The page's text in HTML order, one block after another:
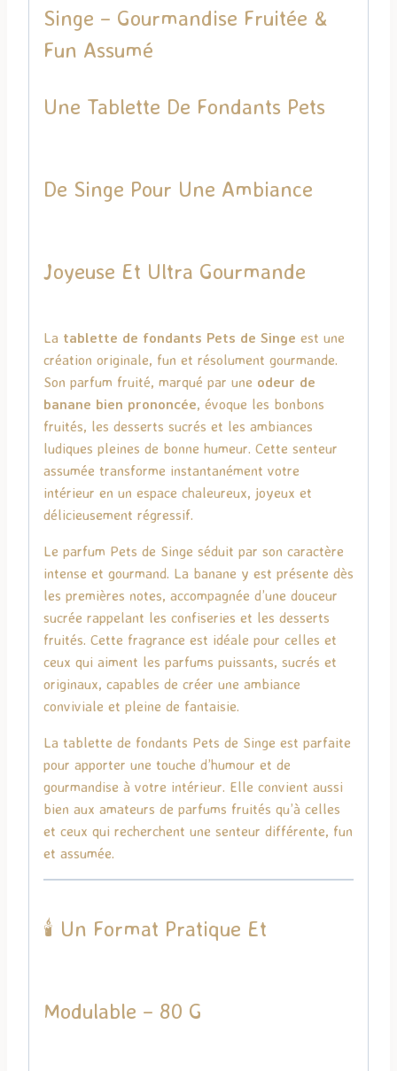
Singe – Gourmandise Fruitée &
Fun Assumé
Une Tablette De Fondants Pets
De Singe Pour Une Ambiance
Joyeuse Et Ultra Gourmande
La tablette de fondants Pets de Singe est une
création originale, fun et résolument gourmande.
Son parfum fruité, marqué par une odeur de
banane bien prononcée, évoque les bonbons
fruités, les desserts sucrés et les ambiances
ludiques pleines de bonne humeur. Cette senteur
assumée transforme instantanément votre
intérieur en un espace chaleureux, joyeux et
délicieusement régressif.
Le parfum Pets de Singe séduit par son caractère
intense et gourmand. La banane y est présente dès
les premières notes, accompagnée d’une douceur
sucrée rappelant les confiseries et les desserts
fruités. Cette fragrance est idéale pour celles et
ceux qui aiment les parfums puissants, sucrés et
originaux, capables de créer une ambiance
conviviale et pleine de fantaisie.
La tablette de fondants Pets de Singe est parfaite
pour apporter une touche d’humour et de
gourmandise à votre intérieur. Elle convient aussi
bien aux amateurs de parfums fruités qu’à celles
et ceux qui recherchent une senteur différente, fun
et assumée.
🕯️ Un Format Pratique Et
Modulable – 80 G